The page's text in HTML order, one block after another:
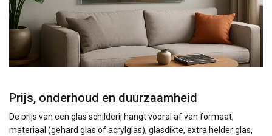
Prijs, onderhoud en duurzaamheid
De prijs van een glas schilderij hangt vooral af van formaat,
materiaal (gehard glas of acrylglas), glasdikte, extra helder glas,